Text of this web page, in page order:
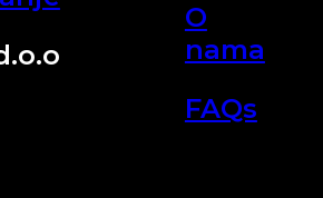
O
nama
FAQs